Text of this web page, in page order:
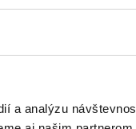
a analýzu
dobre a veľa krát s